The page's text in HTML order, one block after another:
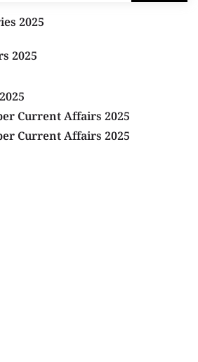
2025
2025
Current Affairs 2025
Current Affairs 2025